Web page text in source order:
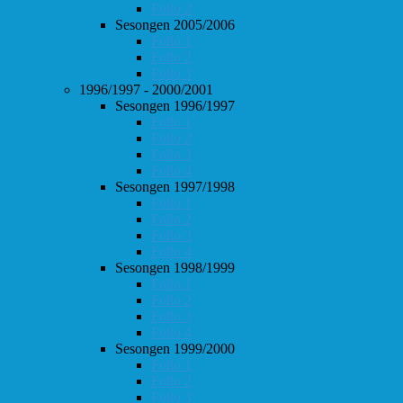
Follo 2
Sesongen 2005/2006
Follo 1
Follo 2
Follo 3
1996/1997 - 2000/2001
Sesongen 1996/1997
Follo 1
Follo 2
Follo 3
Follo 4
Sesongen 1997/1998
Follo 1
Follo 2
Follo 3
Follo 4
Sesongen 1998/1999
Follo 1
Follo 2
Follo 3
Follo 4
Sesongen 1999/2000
Follo 1
Follo 2
Follo 3